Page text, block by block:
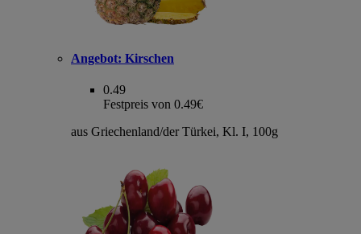
Angebot: Kirschen
0.49
Festpreis von 0.49€
aus Griechenland/der Türkei, Kl. I, 100g